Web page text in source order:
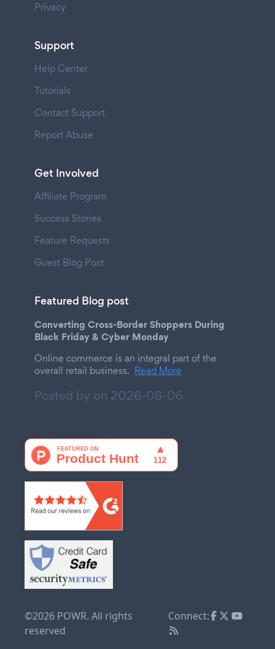
Privacy
Support
Help Center
Tutorials
Contact Support
Report Abuse
Get Involved
Affiliate Program
Success Stories
Feature Requests
Guest Blog Post
Featured Blog post
Converting Cross-Border Shoppers During
Black Friday & Cyber Monday
Online commerce is an integral part of the
overall retail business. Read More
Posted by on 2026-08-06
©2026 POWR. All rights
reserved
Connect: